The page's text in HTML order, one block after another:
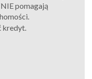
pomagają
kredyt.